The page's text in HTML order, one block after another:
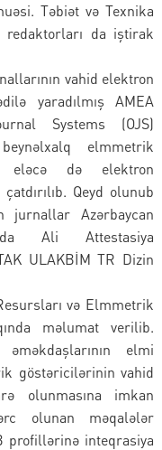
Təbiət və Texnika
redaktorları da iştirak
vahid elektron
yaradılmış AMEA
Systems (OJS)
elmmetrik
eləcə də elektron
Qeyd olunub
jurnallar Azərbaycan
Ali Attestasiya
ULAKBİM TR Dizin
və Elmmetrik
məlumat verilib.
elmi
göstəricilərinin vahid
olunmasına imkan
olunan məqalələr
profillərinə inteqrasiya